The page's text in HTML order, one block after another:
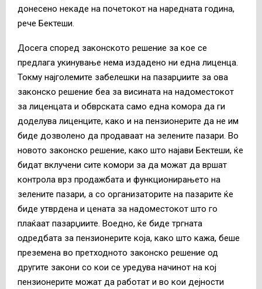
донесено некаде на почетокот на наредната година,
рече Бектеши.
Досега според законското решение за кое се
предлага укинување нема издадено ни една лиценца.
Токму најголемите забелешки на пазарџиите за ова
законско решение беа за висината на надоместокот
за лиценцата и обврската само една комора да ги
доделува лиценците, како и на пензионерите да не им
биде дозволено да продаваат на зелените пазари. Во
новото законско решение, како што најави Бектеши, ќе
бидат вклучени сите комори за да можат да вршат
контрола врз продажбата и функционирањето на
зелените пазари, а со организаторите на пазарите ќе
биде утврдена и цената за надоместокот што го
плаќаат пазарџиите. Воедно, ќе биде тргната
одредбата за пензионерите која, како што кажа, беше
преземена во претходното законско решение од
другите закони со кои се уредува начинот на кој
пензионерите можат да работат и во кои дејности